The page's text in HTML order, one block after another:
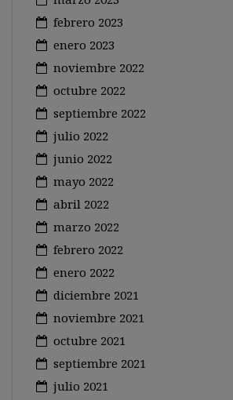
febrero 2023
enero 2023
noviembre 2022
octubre 2022
septiembre 2022
julio 2022
junio 2022
mayo 2022
abril 2022
marzo 2022
febrero 2022
enero 2022
diciembre 2021
noviembre 2021
octubre 2021
septiembre 2021
julio 2021